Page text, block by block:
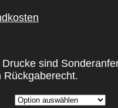
sind
Rückgaberecht.